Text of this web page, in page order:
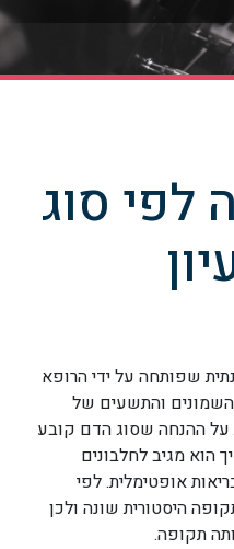
לפי סוג
שפותחה על ידי הרופא
השמונים והתשעים של
ההנחה שסוג הדם קובע
הוא מגיב לחלבונים
אופטימלית. לפי
היסטורית שונה ולכן
תקופה.